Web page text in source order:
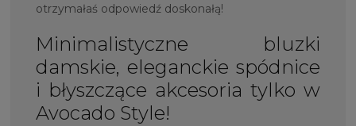
otrzymałaś odpowiedź doskonałą!
Minimalistyczne bluzki
damskie, eleganckie spódnice
i błyszczące akcesoria tylko w
Avocado Style!